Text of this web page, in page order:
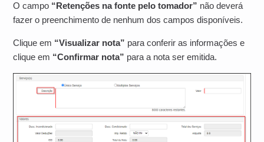
O campo “Retenções na fonte pelo tomador” não deverá
fazer o preenchimento de nenhum dos campos disponíveis.
Clique em “Visualizar nota” para conferir as informações e
clique em “Confirmar nota” para a nota ser emitida.